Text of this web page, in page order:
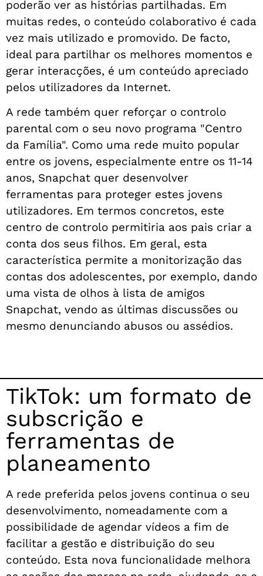
poderão ver as histórias partilhadas. Em
muitas redes, o conteúdo colaborativo é cada
vez mais utilizado e promovido. De facto,
ideal para partilhar os melhores momentos e
gerar interacções, é um conteúdo apreciado
pelos utilizadores da Internet.
A rede também quer reforçar o controlo
parental com o seu novo programa "Centro
da Família". Como uma rede muito popular
entre os jovens, especialmente entre os 11-14
anos, Snapchat quer desenvolver
ferramentas para proteger estes jovens
utilizadores. Em termos concretos, este
centro de controlo permitiria aos pais criar a
conta dos seus filhos. Em geral, esta
característica permite a monitorização das
contas dos adolescentes, por exemplo, dando
uma vista de olhos à lista de amigos
Snapchat, vendo as últimas discussões ou
mesmo denunciando abusos ou assédios.
TikTok: um formato de
subscrição e
ferramentas de
planeamento
A rede preferida pelos jovens continua o seu
desenvolvimento, nomeadamente com a
possibilidade de agendar vídeos a fim de
facilitar a gestão e distribuição do seu
conteúdo. Esta nova funcionalidade melhora